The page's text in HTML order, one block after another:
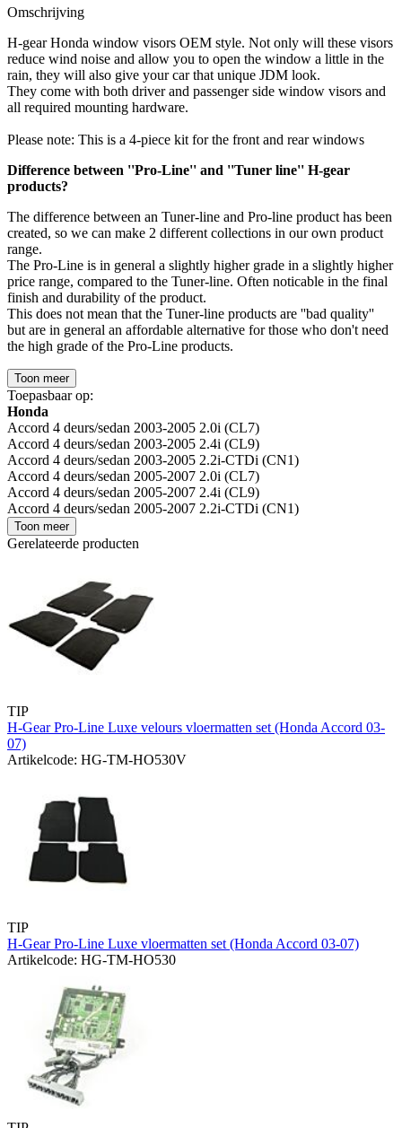
Omschrijving
H-gear Honda window visors OEM style. Not only will these visors
reduce wind noise and allow you to open the window a little in the
rain, they will also give your car that unique JDM look.
They come with both driver and passenger side window visors and
all required mounting hardware.
Please note: This is a 4-piece kit for the front and rear windows
Difference between ''Pro-Line'' and ''Tuner line'' H-gear
products?
The difference between an Tuner-line and Pro-line product has been
created, so we can make 2 different collections in our own product
range.
The Pro-Line is in general a slightly higher grade in a slightly higher
price range, compared to the Tuner-line. Often noticable in the final
finish and durability of the product.
This does not mean that the Tuner-line products are ''bad quality''
but are in general an affordable alternative for those who don't need
the high grade of the Pro-Line products.
Toon meer
Toepasbaar op:
Honda
Accord 4 deurs/sedan 2003-2005 2.0i (CL7)
Accord 4 deurs/sedan 2003-2005 2.4i (CL9)
Accord 4 deurs/sedan 2003-2005 2.2i-CTDi (CN1)
Accord 4 deurs/sedan 2005-2007 2.0i (CL7)
Accord 4 deurs/sedan 2005-2007 2.4i (CL9)
Accord 4 deurs/sedan 2005-2007 2.2i-CTDi (CN1)
Toon meer
Gerelateerde producten
TIP
H-Gear Pro-Line Luxe velours vloermatten set (Honda Accord 03-
07)
Artikelcode: HG-TM-HO530V
TIP
H-Gear Pro-Line Luxe vloermatten set (Honda Accord 03-07)
Artikelcode: HG-TM-HO530